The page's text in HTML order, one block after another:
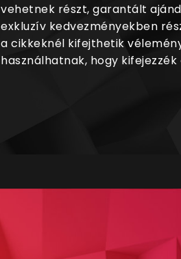
vehetnek részt, garantált
exkluzív kedvezményekben
a cikkeknél kifejthetik
használhatnak, hogy